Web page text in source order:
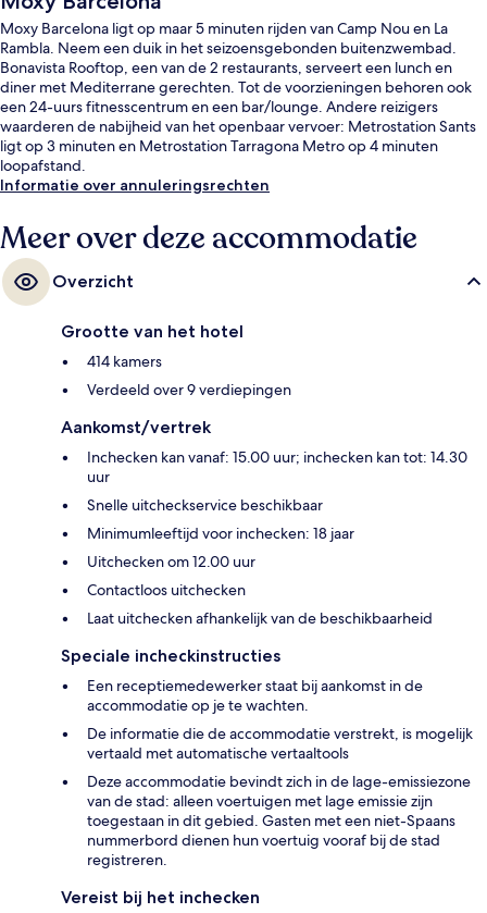
Moxy Barcelona ligt op maar 5 minuten rijden van Camp Nou en La
Rambla. Neem een duik in het seizoensgebonden buitenzwembad.
Bonavista Rooftop, een van de 2 restaurants, serveert een lunch en
diner met Mediterrane gerechten. Tot de voorzieningen behoren ook
een 24-uurs fitnesscentrum en een bar/lounge. Andere reizigers
waarderen de nabijheid van het openbaar vervoer: Metrostation Sants
ligt op 3 minuten en Metrostation Tarragona Metro op 4 minuten
loopafstand.
Informatie over annuleringsrechten
Meer over deze accommodatie
Overzicht
Grootte van het hotel
414 kamers
Verdeeld over 9 verdiepingen
Aankomst/vertrek
Inchecken kan vanaf: 15.00 uur; inchecken kan tot: 14.30
uur
Snelle uitcheckservice beschikbaar
Minimumleeftijd voor inchecken: 18 jaar
Uitchecken om 12.00 uur
Contactloos uitchecken
Laat uitchecken afhankelijk van de beschikbaarheid
Speciale incheckinstructies
Een receptiemedewerker staat bij aankomst in de
accommodatie op je te wachten.
De informatie die de accommodatie verstrekt, is mogelijk
vertaald met automatische vertaaltools
Deze accommodatie bevindt zich in de lage-emissiezone
van de stad: alleen voertuigen met lage emissie zijn
toegestaan in dit gebied. Gasten met een niet-Spaans
nummerbord dienen hun voertuig vooraf bij de stad
registreren.
Vereist bij het inchecken